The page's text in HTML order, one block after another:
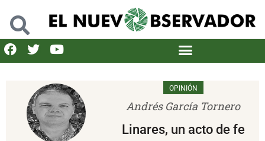
OPINIÓN
Andrés García Tornero
Linares, un acto de fe